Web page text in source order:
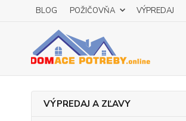
BLOG POŽIČOVŇA VÝPREDAJ
VÝPREDAJ A ZĽAVY